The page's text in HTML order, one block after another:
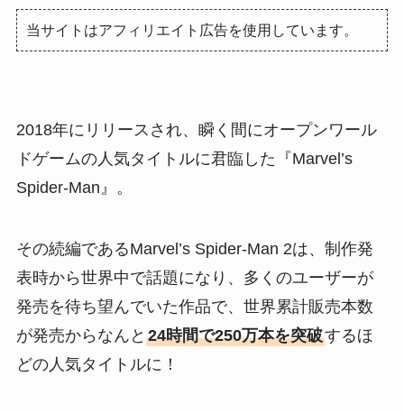
当サイトはアフィリエイト広告を使用しています。
2018年にリリースされ、瞬く間にオープンワール
ドゲームの人気タイトルに君臨した『Marvel’s
Spider-Man』。
その続編であるMarvel’s Spider-Man 2は、制作発
表時から世界中で話題になり、多くのユーザーが
発売を待ち望んでいた作品で、世界累計販売本数
が発売からなんと 24時間で250万本を突破するほ
どの人気タイトルに！